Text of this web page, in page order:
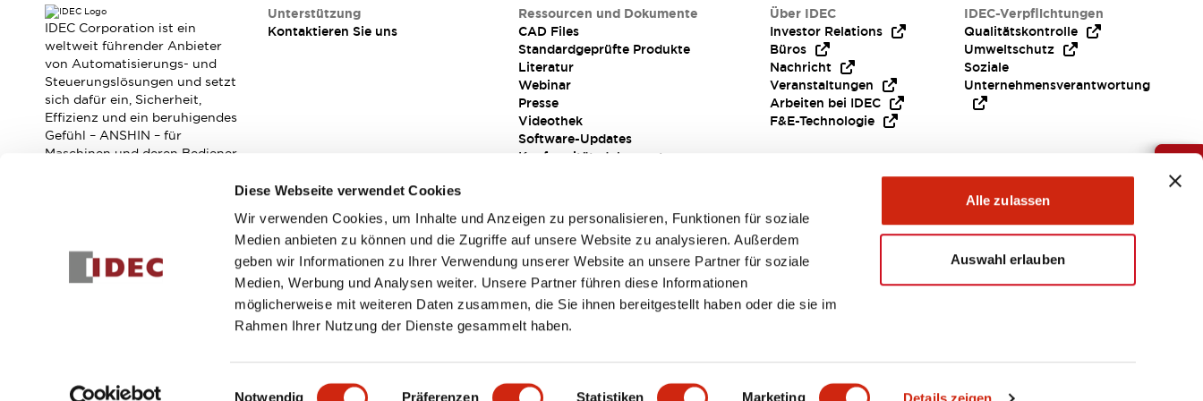
Diese Webseite verwendet Cookies
Wir verwenden Cookies, um Inhalte und Anzeigen zu personalisieren, Funktionen für soziale
Medien anbieten zu können und die Zugriffe auf unsere Website zu analysieren. Außerdem
geben wir Informationen zu Ihrer Verwendung unserer Website an unsere Partner für soziale
Medien, Werbung und Analysen weiter. Unsere Partner führen diese Informationen
möglicherweise mit weiteren Daten zusammen, die Sie ihnen bereitgestellt haben oder die sie im
Rahmen Ihrer Nutzung der Dienste gesammelt haben.
Einwilligungsauswahl
Notwendig Präferenzen Statistiken Marketing Details zeigen
Alle zulassen
Auswahl erlauben
Sicherheitslösungen
IDEC-Sicherheitskonzept
Kollaborative Sicherheit (Sicherheit 2.0)
Sicherheitsrelevante Gesetze und Normen
Sicherheitsausrüstung-Kurs
Entdecken Sie alles
Entdecken Sie alles
Software-Updates
Brauche Hilfe ?
IDEC Corporation ist ein
weltweit führender Anbieter
von Automatisierungs- und
Steuerungslösungen und setzt
sich dafür ein, Sicherheit,
Effizienz und ein beruhigendes
Gefühl – ANSHIN – für
Maschinen und deren Bediener
Unterstützung
Kontaktieren Sie uns
Ressourcen und Dokumente
CAD Files
Standardgeprüfte Produkte
Literatur
Webinar
Presse
Videothek
Software-Updates
Konformitätsdokumente
Über IDEC
Investor Relations
Büros
Nachricht
Veranstaltungen
Arbeiten bei IDEC
F&E-Technologie
IDEC-Verpflichtungen
Qualitätskontrolle
Umweltschutz
Soziale
Unternehmensverantwortung
Abonnieren Sie unseren Newsletter!
Registrieren
DatenschutzrichtlinieGeschäftsbedingungen EMEA